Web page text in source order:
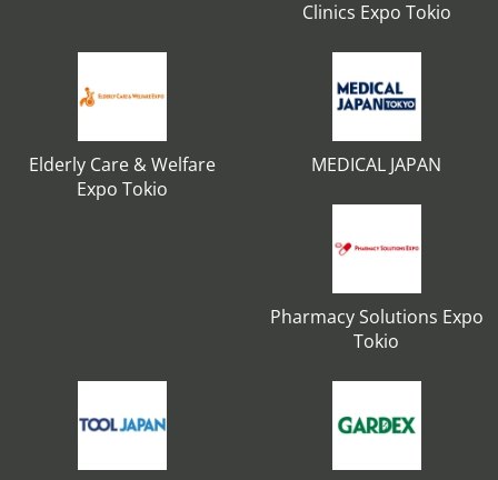
Clinics Expo Tokio
Elderly Care & Welfare
Expo Tokio
MEDICAL JAPAN
Pharmacy Solutions Expo
Tokio